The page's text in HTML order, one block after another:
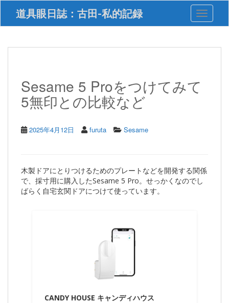
i
道具眼日誌：古田-私的記録 Toggle
Sesame 5 Proをつけてみて
5無印との比較など
2025年4月12日 furuta Sesame
木製ドアにとりつけるためのプレートなどを開発する関係
で、採寸用に購入したSesame 5 Pro。せっかくなのでし
ばらく自宅玄関ドアにつけて使っています。
CANDY HOUSE キャンディハウス